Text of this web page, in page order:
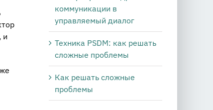
и
коммуникации в
управляемый диалог
Техника PSDM: как решать
сложные проблемы
Как решать сложные
проблемы